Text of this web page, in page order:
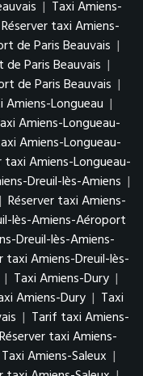
| Taxi Amiens-
Réserver taxi Amiens-
de Paris Beauvais |
Paris Beauvais |
de Paris Beauvais |
Longueau |
Amiens-Longueau-
Amiens-Longueau-
taxi Amiens-Longueau-
Dreuil-lès-Amiens |
| Réserver taxi Amiens-
lès-Amiens-Aéroport
Dreuil-lès-Amiens-
taxi Amiens-Dreuil-lès-
| Taxi Amiens-Dury |
Amiens-Dury | Taxi
| Tarif taxi Amiens-
Réserver taxi Amiens-
Taxi Amiens-Saleux |